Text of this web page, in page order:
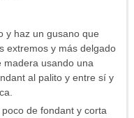
y haz un gusano que
extremos y más delgado
madera usando una
al palito y entre sí y
de fondant y corta